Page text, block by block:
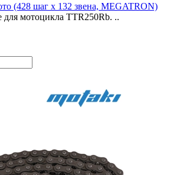
(428 шаг x 132 звена, MEGATRON)
мотоцикла TTR250Rb. ..